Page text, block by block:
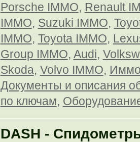
Porsche IMMO, Renault
IMMO, Suzuki IMMO,
IMMO, Toyota IMMO,
Group IMMO, Audi,
Skoda, Volvo IMMO,
Документы и описания
по ключам,
DASH -